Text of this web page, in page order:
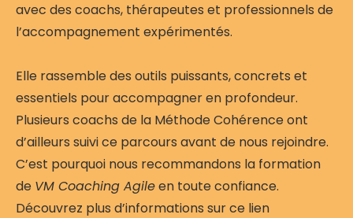
avec des coachs, thérapeutes et professionnels de
l’accompagnement expérimentés.
Elle rassemble des outils puissants, concrets et
essentiels pour accompagner en profondeur.
Plusieurs coachs de la Méthode Cohérence ont
d’ailleurs suivi ce parcours avant de nous rejoindre.
C’est pourquoi nous recommandons la formation
de VM Coaching Agileen toute confiance.
Découvrez plus d’informations sur ce lien